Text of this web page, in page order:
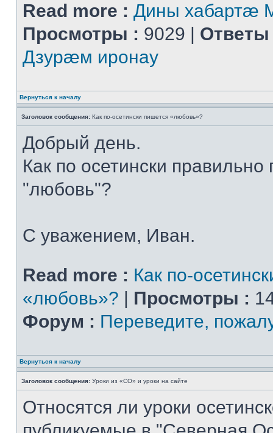
Read more : Дины хабартæ
Просмотры : 9029 | Ответы
Дзурæм иронау
Вернуться к началу
Заголовок сообщения: Как по-осетински пишется «любовь»?
Добрый день.
Как по осетински
"любовь"?
С уважением, Иван.
Read more : Как по-
«любовь»? | Просмотры :
Форум : Переведите,
Вернуться к началу
Заголовок сообщения: Уроки из «СО» и уроки на сайте
Относятся ли уроки